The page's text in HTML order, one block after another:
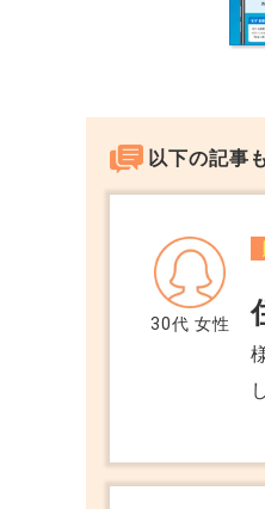
工事できな
以下の記事
30代 女性